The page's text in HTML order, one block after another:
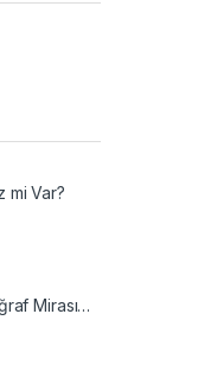
mi Var?
Mirası…